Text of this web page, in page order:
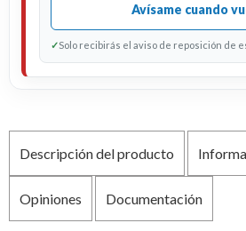
Avísame cuando
✓Solo recibirás el aviso de reposición de
Descripción del producto
Opiniones Documentación